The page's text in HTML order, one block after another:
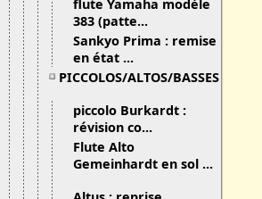
flute Yamaha modèle
383 (patte...
Sankyo Prima : remise
en état ...
PICCOLOS/ALTOS/BASSES
piccolo Burkardt :
révision co...
Flute Alto
Gemeinhardt en sol ...